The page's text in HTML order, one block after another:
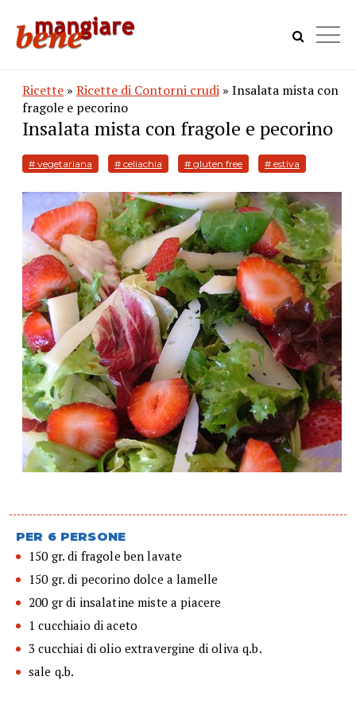
Ricette » Ricette di Contorni crudi » Insalata mista con
fragole e pecorino
Insalata mista con fragole e pecorino
# vegetariana # celiachia # gluten free # estiva
PER 6 PERSONE
150 gr. di fragole ben lavate
150 gr. di pecorino dolce a lamelle
200 gr di insalatine miste a piacere
1 cucchiaio di aceto
3 cucchiai di olio extravergine di oliva q.b.
sale q.b.